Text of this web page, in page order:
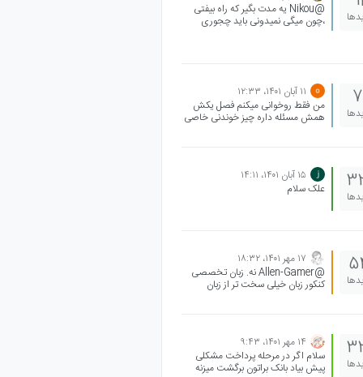
خیالت راحتو جمع میشه دیگ سال بعد
کنکورو میترکونی
@Nikou یه مدت بگیر که راه بیفتی
،چون میگی نمیدونی باید چجوری
۱۱ آبان ۱۴۰۱،‏ ۱۲:۳۳
من فقط روخوانی میکنم فصل یکش
همش مسئله داره چیز خوندنی خاصی
۱۵ آبان ۱۴۰۱،‏ ۱۴:۱۱
علک سلام
۱۷ مهر ۱۴۰۱،‏ ۱۸:۳۲
@Allen-Gamer نه. زبان تخصصی
کنکور زبان خیلی سخت تر از زبان
۱۴ مهر ۱۴۰۱،‏ ۹:۴۳
سلام اگر در مرحله پرداخت مشکلی
پیش بیاد بانک براتون برگشت میزنه